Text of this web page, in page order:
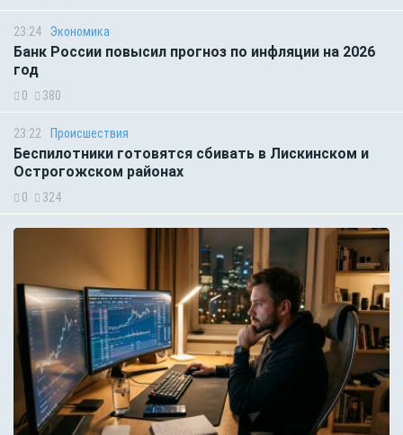
23:24 Экономика
Банк России повысил прогноз по инфляции на 2026
год
0 380
23:22 Происшествия
Беспилотники готовятся сбивать в Лискинском и
Острогожском районах
0 324